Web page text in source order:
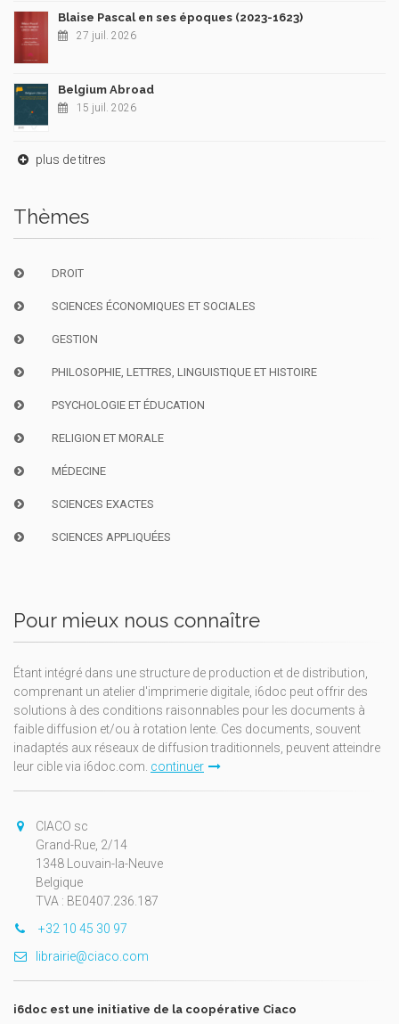
Blaise Pascal en ses époques (2023-1623)
27 juil. 2026
Belgium Abroad
15 juil. 2026
plus de titres
Thèmes
DROIT
SCIENCES ÉCONOMIQUES ET SOCIALES
GESTION
PHILOSOPHIE, LETTRES, LINGUISTIQUE ET HISTOIRE
PSYCHOLOGIE ET ÉDUCATION
RELIGION ET MORALE
MÉDECINE
SCIENCES EXACTES
SCIENCES APPLIQUÉES
Pour mieux nous connaître
Étant intégré dans une structure de production et de distribution,
comprenant un atelier d'imprimerie digitale, i6doc peut offrir des
solutions à des conditions raisonnables pour les documents à
faible diffusion et/ou à rotation lente. Ces documents, souvent
inadaptés aux réseaux de diffusion traditionnels, peuvent atteindre
leur cible via i6doc.com. continuer
CIACO sc
Grand-Rue, 2/14
1348 Louvain-la-Neuve
Belgique
TVA : BE0407.236.187
+32 10 45 30 97
librairie@ciaco.com
i6doc est une initiative de la coopérative Ciaco